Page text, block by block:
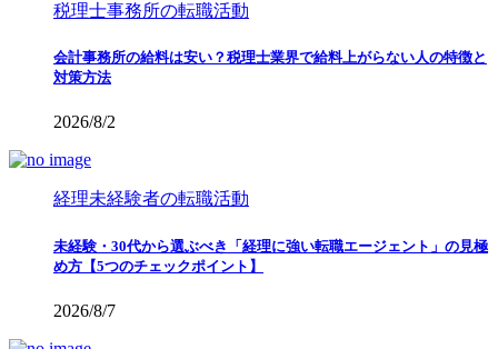
税理士事務所の転職活動
会計事務所の給料は安い？税理士業界で給料上がらない人の特徴と
対策方法
2026/8/2
経理未経験者の転職活動
未経験・30代から選ぶべき「経理に強い転職エージェント」の見極
め方【5つのチェックポイント】
2026/8/7